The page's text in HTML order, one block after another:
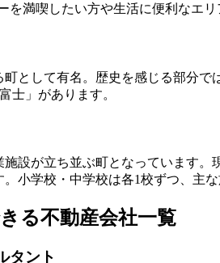
を満喫したい方や生活に便利なエ
町として有名。歴史を感じる部分
士」があります。
設が立ち並ぶ町となっています
小学校・中学校は各1校ずつ、主
る不動産会社一覧
タント